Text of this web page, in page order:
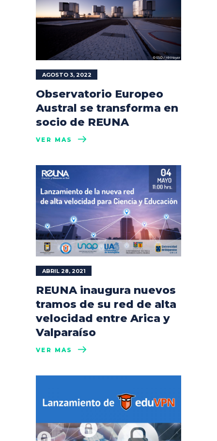
AGOSTO 3, 2022
Observatorio Europeo
Austral se transforma en
socio de REUNA
VER MÁS
ABRIL 28, 2021
REUNA inaugura nuevos
tramos de su red de alta
velocidad entre Arica y
Valparaíso
VER MÁS